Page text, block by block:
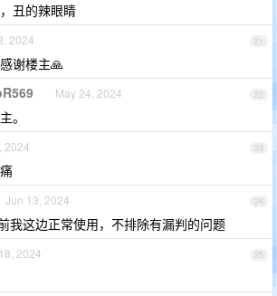
丑的辣眼睛
21
2024
谢楼主🙏
22
May 24, 2024
。
23
2024
24
Jun 13, 2024
我这边正常使用，不排除有漏判的问题
25
2024